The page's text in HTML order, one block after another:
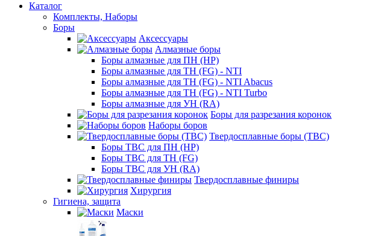
Каталог
Комплекты, Наборы
Боры
Аксессуары
Алмазные боры
Боры алмазные для ПН (HP)
Боры алмазные для ТН (FG) - NTI
Боры алмазные для ТН (FG) - NTI Abacus
Боры алмазные для ТН (FG) - NTI Turbo
Боры алмазные для УН (RA)
Боры для разрезания коронок
Наборы боров
Твердосплавные боры (ТВС)
Боры ТВС для ПН (HP)
Боры ТВС для ТН (FG)
Боры ТВС для УН (RA)
Твердосплавные финиры
Хирургия
Гигиена, защита
Маски